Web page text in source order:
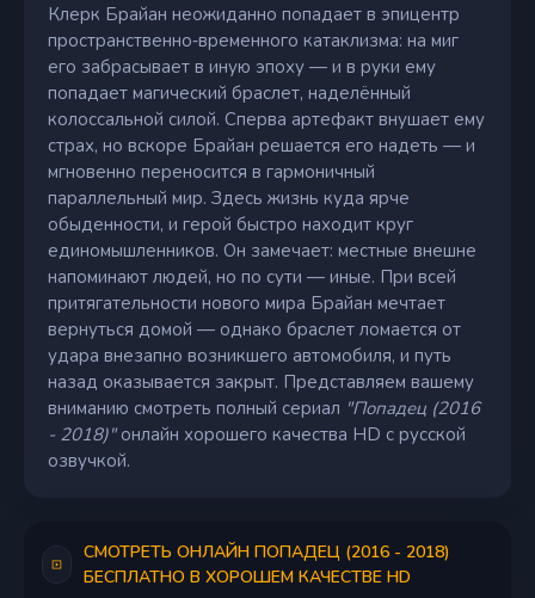
Клерк Брайан неожиданно попадает в эпицентр
пространственно‑временного катаклизма: на миг
его забрасывает в иную эпоху — и в руки ему
попадает магический браслет, наделённый
колоссальной силой. Сперва артефакт внушает ему
страх, но вскоре Брайан решается его надеть — и
мгновенно переносится в гармоничный
параллельный мир. Здесь жизнь куда ярче
обыденности, и герой быстро находит круг
единомышленников. Он замечает: местные внешне
напоминают людей, но по сути — иные. При всей
притягательности нового мира Брайан мечтает
вернуться домой — однако браслет ломается от
удара внезапно возникшего автомобиля, и путь
назад оказывается закрыт. Представляем вашему
вниманию смотреть полный сериал "Попадец (2016
- 2018)"онлайн хорошего качества HD с русской
озвучкой.
СМОТРЕТЬ ОНЛАЙН ПОПАДЕЦ (2016 - 2018)
БЕСПЛАТНО В ХОРОШЕМ КАЧЕСТВЕ HD